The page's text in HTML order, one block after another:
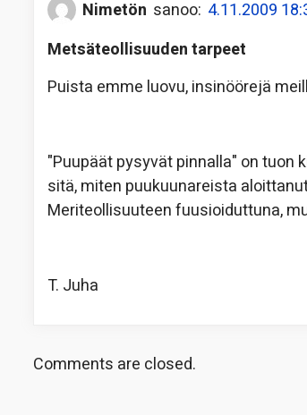
Nimetön sanoo: 4.11.2009
Metsäteollisuuden tarpeet
Puista emme luovu, insinöörejä
"Puupäät pysyvät pinnalla" on tuon
sitä, miten puukuunareista
Meriteollisuuteen fuusioiduttuna,
T. Juha
Comments are closed.